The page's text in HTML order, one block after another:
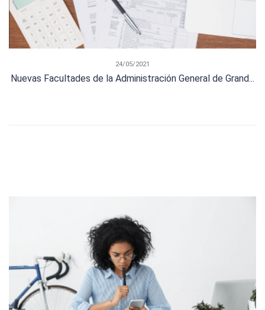
24/05/2021
Nuevas Facultades de la Administración General de Grand...